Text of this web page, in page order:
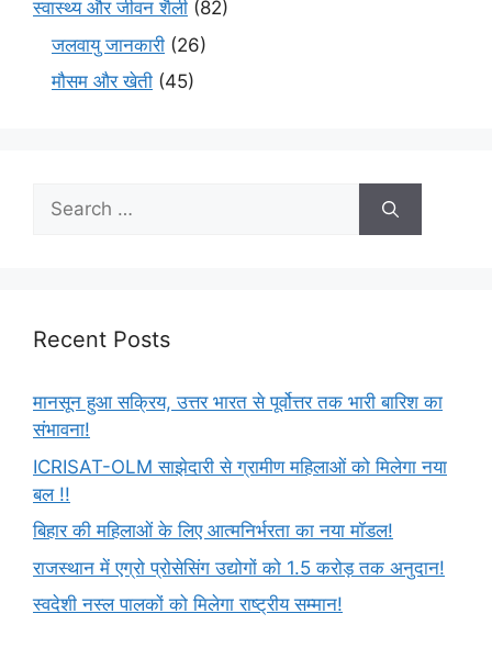
स्वास्थ्य और जीवन शैली (82)
जलवायु जानकारी (26)
मौसम और खेती (45)
Recent Posts
मानसून हुआ सक्रिय, उत्तर भारत से पूर्वोत्तर तक भारी बारिश का
संभावना!
ICRISAT-OLM साझेदारी से ग्रामीण महिलाओं को मिलेगा नया
बल !!
बिहार की महिलाओं के लिए आत्मनिर्भरता का नया मॉडल!
राजस्थान में एग्रो प्रोसेसिंग उद्योगों को 1.5 करोड़ तक अनुदान!
स्वदेशी नस्ल पालकों को मिलेगा राष्ट्रीय सम्मान!